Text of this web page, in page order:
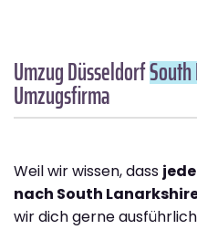
Umzug Düsseldorf
Umzugsfirma
Weil wir wissen, dass
nach South
wir dich gerne